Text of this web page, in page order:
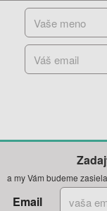
a my Vám budeme
Email